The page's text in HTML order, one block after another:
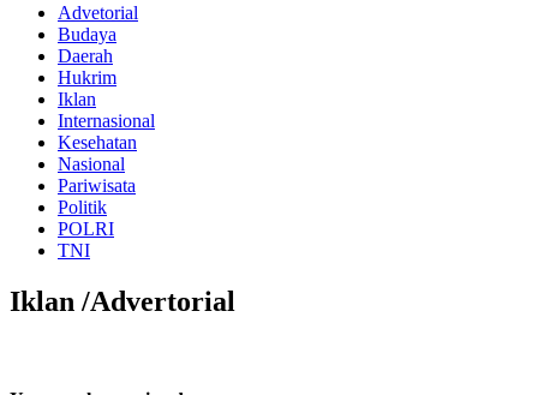
Advetorial
Budaya
Daerah
Hukrim
Iklan
Internasional
Kesehatan
Nasional
Pariwisata
Politik
POLRI
TNI
Iklan /Advertorial